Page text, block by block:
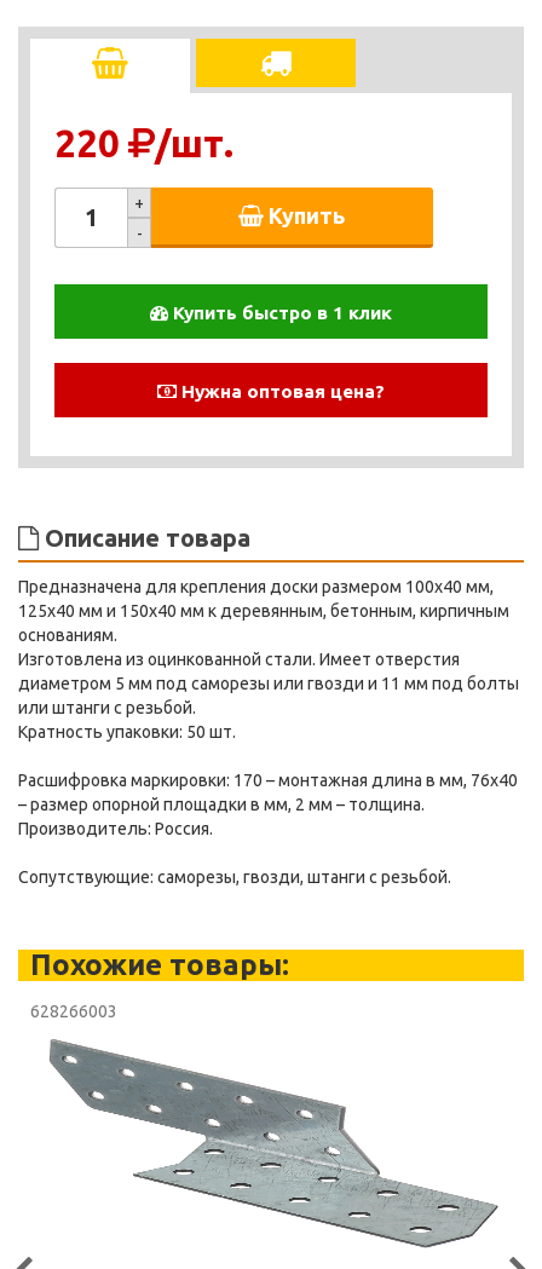
220 /шт.
+
-
Купить
Купить быстро в 1 клик
Нужна оптовая цена?
Описание товара
Предназначена для крепления доски размером 100х40 мм,
125х40 мм и 150х40 мм к деревянным, бетонным, кирпичным
основаниям.
Изготовлена из оцинкованной стали. Имеет отверстия
диаметром 5 мм под саморезы или гвозди и 11 мм под болты
или штанги с резьбой.
Кратность упаковки: 50 шт.
Расшифровка маркировки: 170 – монтажная длина в мм, 76х40
– размер опорной площадки в мм, 2 мм – толщина.
Производитель: Россия.
Сопутствующие: саморезы, гвозди, штанги с резьбой.
Похожие товары:
628266003